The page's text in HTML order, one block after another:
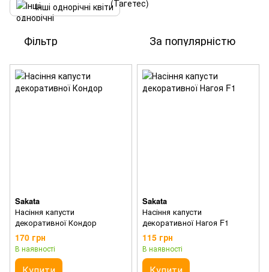
Інші однорічні квіти
Фільтр За популярністю
Sakata
Насіння капусти
декоративної Кондор
170 грн
В наявності
Sakata
Насіння капусти
декоративної Нагоя F1
115 грн
В наявності